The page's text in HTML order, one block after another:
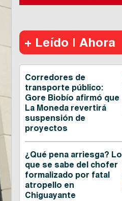
+ Leído | Ahora
Corredores de
transporte público:
Gore Biobío afirmó que
La Moneda revertirá
suspensión de
proyectos
¿Qué pena arriesga? Lo
que se sabe del chofer
formalizado por fatal
atropello en
Chiguayante